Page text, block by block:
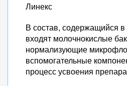
Линекс
В состав, содержащийся в
входят молочнокислые
нормализующие
вспомогательные
процесс усвоения